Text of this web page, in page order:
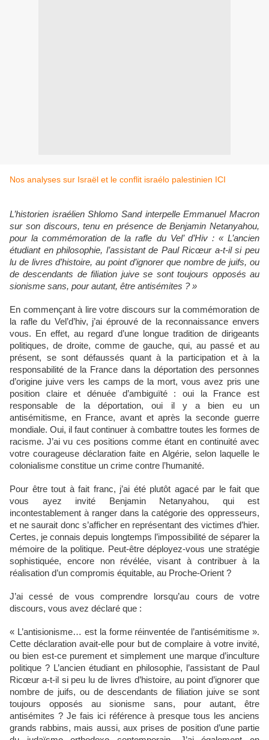
Nos analyses sur Israël et le conflit israélo palestinien ICI
L’historien israélien Shlomo Sand interpelle Emmanuel Macron
sur son discours, tenu en présence de Benjamin Netanyahou,
pour la commémoration de la rafle du Vel’ d’Hiv : « L’ancien
étudiant en philosophie, l’assistant de Paul Ricœur a-t-il si peu
lu de livres d’histoire, au point d’ignorer que nombre de juifs, ou
de descendants de filiation juive se sont toujours opposés au
sionisme sans, pour autant, être antisémites ? »
En commençant à lire votre discours sur la commémoration de
la rafle du Vel’d’hiv, j’ai éprouvé de la reconnaissance envers
vous. En effet, au regard d’une longue tradition de dirigeants
politiques, de droite, comme de gauche, qui, au passé et au
présent, se sont défaussés quant à la participation et à la
responsabilité de la France dans la déportation des personnes
d’origine juive vers les camps de la mort, vous avez pris une
position claire et dénuée d’ambiguïté : oui la France est
responsable de la déportation, oui il y a bien eu un
antisémitisme, en France, avant et après la seconde guerre
mondiale. Oui, il faut continuer à combattre toutes les formes de
racisme. J’ai vu ces positions comme étant en continuité avec
votre courageuse déclaration faite en Algérie, selon laquelle le
colonialisme constitue un crime contre l’humanité.
Pour être tout à fait franc, j’ai été plutôt agacé par le fait que
vous ayez invité Benjamin Netanyahou, qui est
incontestablement à ranger dans la catégorie des oppresseurs,
et ne saurait donc s’afficher en représentant des victimes d’hier.
Certes, je connais depuis longtemps l’impossibilité de séparer la
mémoire de la politique. Peut-être déployez-vous une stratégie
sophistiquée, encore non révélée, visant à contribuer à la
réalisation d’un compromis équitable, au Proche-Orient ?
J’ai cessé de vous comprendre lorsqu’au cours de votre
discours, vous avez déclaré que :
« L’antisionisme… est la forme réinventée de l’antisémitisme ».
Cette déclaration avait-elle pour but de complaire à votre invité,
ou bien est-ce purement et simplement une marque d’inculture
politique ? L’ancien étudiant en philosophie, l’assistant de Paul
Ricœur a-t-il si peu lu de livres d’histoire, au point d’ignorer que
nombre de juifs, ou de descendants de filiation juive se sont
toujours opposés au sionisme sans, pour autant, être
antisémites ? Je fais ici référence à presque tous les anciens
grands rabbins, mais aussi, aux prises de position d’une partie